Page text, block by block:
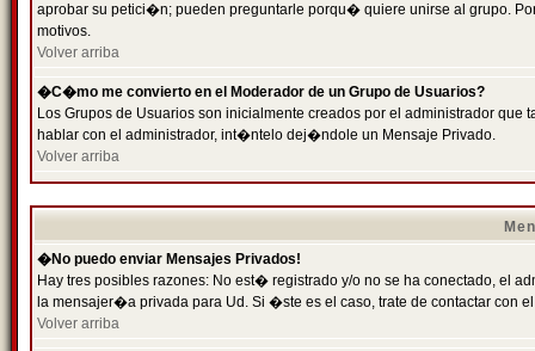
aprobar su petici�n; pueden preguntarle porqu� quiere unirse al grupo.
motivos.
Volver arriba
�C�mo me convierto en el Moderador de un Grupo de Usuarios?
Los Grupos de Usuarios son inicialmente creados por el administrador
hablar con el administrador, int�ntelo dej�ndole un Mensaje Privado.
Volver arriba
�No puedo enviar Mensajes Privados!
Hay tres posibles razones: No est� registrado y/o no se ha conectado, el
la mensajer�a privada para Ud. Si �ste es el caso, trate de contactar con
Volver arriba